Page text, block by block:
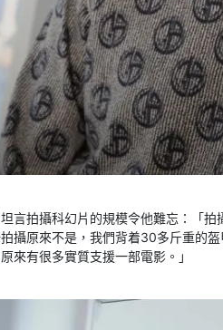
言拍攝科幻片的規模令他難忘：「
攝原來不是，我們背着30多斤重的
來有很多實質支援一部電影。」